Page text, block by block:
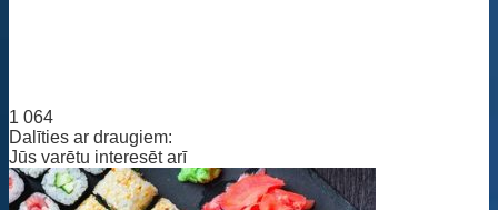
1 064
Dalīties ar draugiem:
Jūs varētu interesēt arī